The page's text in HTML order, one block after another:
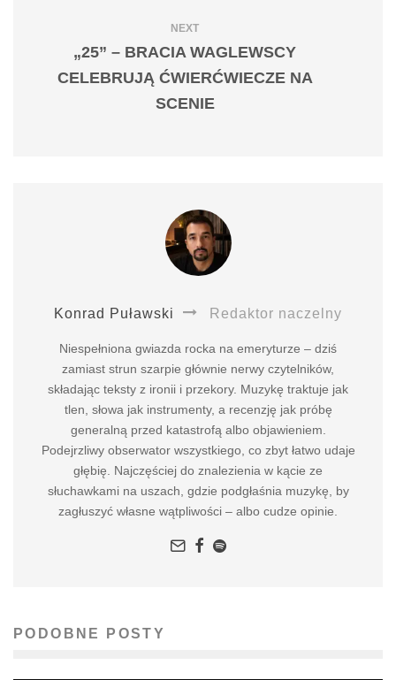
NEXT
„25” – BRACIA WAGLEWSCY
CELEBRUJĄ ĆWIERĆWIECZE NA
SCENIE
Konrad Puławski Redaktor naczelny
Niespełniona gwiazda rocka na emeryturze – dziś
zamiast strun szarpie głównie nerwy czytelników,
składając teksty z ironii i przekory. Muzykę traktuje jak
tlen, słowa jak instrumenty, a recenzję jak próbę
generalną przed katastrofą albo objawieniem.
Podejrzliwy obserwator wszystkiego, co zbyt łatwo udaje
głębię. Najczęściej do znalezienia w kącie ze
słuchawkami na uszach, gdzie podgłaśnia muzykę, by
zagłuszyć własne wątpliwości – albo cudze opinie.
PODOBNE POSTY